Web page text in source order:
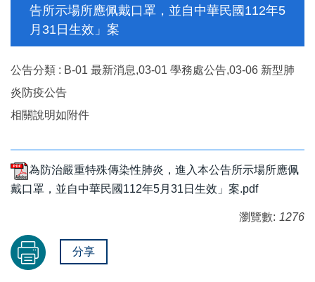
告所示場所應佩戴口罩，並自中華民國112年5
月31日生效」案
公告分類 : B-01 最新消息,03-01 學務處公告,03-06 新型肺
炎防疫公告
相關說明如附件
為防治嚴重特殊傳染性肺炎，進入本公告所示場所應佩
戴口罩，並自中華民國112年5月31日生效」案.pdf
瀏覽數: 1276
分享